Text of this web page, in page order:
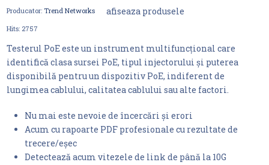
Producator: Trend Networks afiseaza produsele
Hits: 2757
Testerul PoE este un instrument multifuncțional care
identifică clasa sursei PoE, tipul injectorului și puterea
disponibilă pentru un dispozitiv PoE, indiferent de
lungimea cablului, calitatea cablului sau alte factori.
Nu mai este nevoie de încercări și erori
Acum cu rapoarte PDF profesionale cu rezultate de
trecere/eșec
Detectează acum vitezele de link de până la 10G